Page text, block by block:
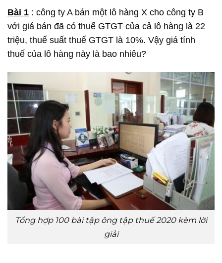
Bài 1 : công ty A bán một lô hàng X cho công ty B
với giá bán đã có thuế GTGT của cả lô hàng là 22
triệu, thuế suất thuế GTGT là 10%. Vậy giá tính
thuế của lô hàng này là bao nhiêu?
Tổng hợp 100 bài tập ông tập thuế 2020 kèm lời
giải